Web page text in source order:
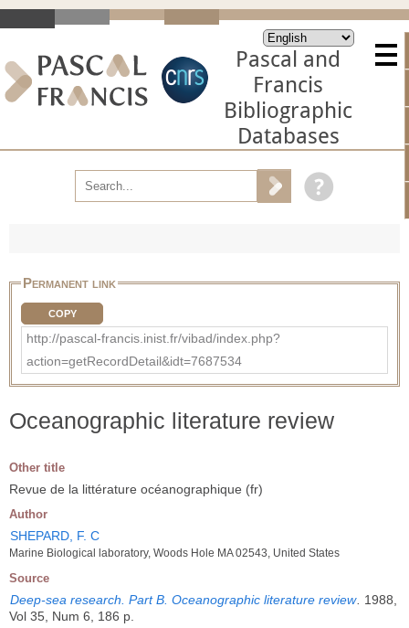
Pascal and
Francis
Bibliographic
Databases
Permanent link
COPY
http://pascal-francis.inist.fr/vibad/index.php?
action=getRecordDetail&idt=7687534
Oceanographic literature review
Other title
Revue de la littérature océanographique (fr)
Author
SHEPARD, F. C
Marine Biological laboratory, Woods Hole MA 02543, United States
Source
Deep-sea research. Part B. Oceanographic literature review
1988,
Vol 35, Num 6, 186 p.